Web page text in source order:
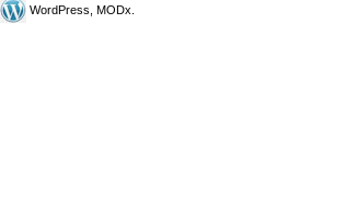
WordPress, MODx.